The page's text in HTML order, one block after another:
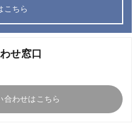
こちら
せ窓口
合わせはこちら